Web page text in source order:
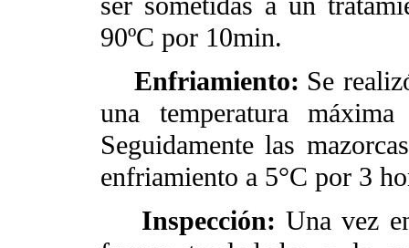
90ºC por 10min.
Enfriamiento: Se
una temperatura
Seguidamente las
enfriamiento a 5°C por 3
Inspección: Una vez